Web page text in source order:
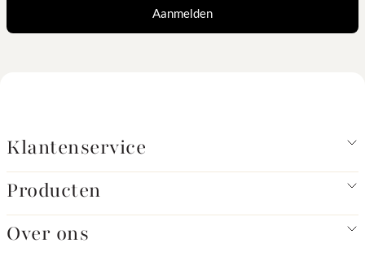
Aanmelden
Klantenservice
Producten
Over ons